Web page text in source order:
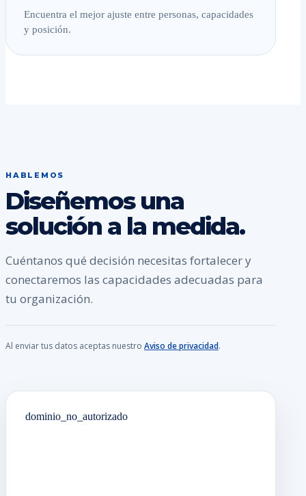
Encuentra el mejor ajuste entre personas, capacidades
y posición.
HABLEMOS
Diseñemos una
solución a la medida.
Cuéntanos qué decisión necesitas fortalecer y
conectaremos las capacidades adecuadas para
tu organización.
Al enviar tus datos aceptas nuestro Aviso de privacidad.
dominio_no_autorizado